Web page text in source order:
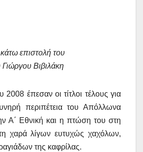
επιστολή του
Βιβιλάκη
2008 έπεσαν οι τίτλοι τέλους για
περιπέτεια του Απόλλωνα
Α΄ Εθνική και η πτώση του στη
χαρά λίγων ευτυχώς χαχόλων,
της καφρίλας.